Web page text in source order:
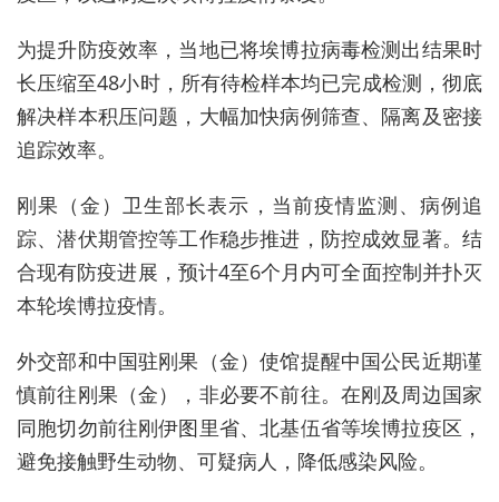
为提升防疫效率，当地已将埃博拉病毒检测出结果时
长压缩至48小时，所有待检样本均已完成检测，彻底
解决样本积压问题，大幅加快病例筛查、隔离及密接
追踪效率。
刚果（金）卫生部长表示，当前疫情监测、病例追
踪、潜伏期管控等工作稳步推进，防控成效显著。结
合现有防疫进展，预计4至6个月内可全面控制并扑灭
本轮埃博拉疫情。
外交部和中国驻刚果（金）使馆提醒中国公民近期谨
慎前往刚果（金），非必要不前往。在刚及周边国家
同胞切勿前往刚伊图里省、北基伍省等埃博拉疫区，
避免接触野生动物、可疑病人，降低感染风险。